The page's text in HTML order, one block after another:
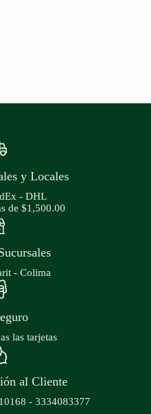
y Locales
- DHL
de $1,500.00
- Colima
las tarjetas
al Cliente
- 3334083377